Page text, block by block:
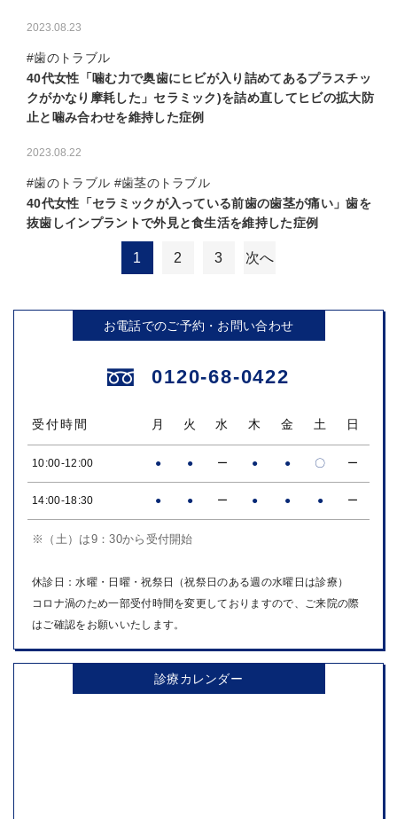
2023.08.23
#歯のトラブル
40代女性「噛む力で奥歯にヒビが入り詰めてあるプラスチッ
クがかなり摩耗した」セラミック)を詰め直してヒビの拡大防
止と噛み合わせを維持した症例
2023.08.22
#歯のトラブル #歯茎のトラブル
40代女性「セラミックが入っている前歯の歯茎が痛い」歯を
抜歯しインプラントで外見と食生活を維持した症例
投
稿
の
ペ
ジ
送
り
1 2 3 次へ
お電話でのご予約・お問い合わせ
0120-68-0422
受付時間 月 火 水 木 金 土 日
10:00-12:00 ● ● ー ● ● 〇 ー
14:00-18:30 ● ● ー ● ● ● ー
※（土）は9：30から受付開始
休診日：水曜・日曜・祝祭日（祝祭日のある週の水曜日は診療）
コロナ渦のため一部受付時間を変更しておりますので、ご来院の際
はご確認をお願いいたします。
診療カレンダー